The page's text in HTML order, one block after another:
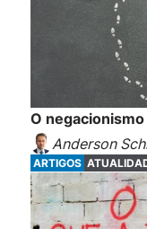
O
Anderson
ARTIGOS